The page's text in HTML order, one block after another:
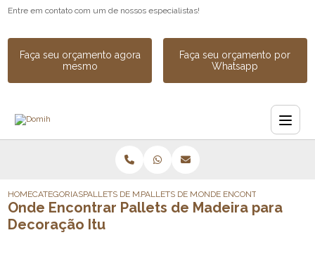
Entre em contato com um de nossos especialistas!
Faça seu orçamento agora
mesmo
Faça seu orçamento por
Whatsapp
HOMECATEGORIASPALLETS DE MADEIRAPALLETS DE MADEIRA DESCARTAVEL
ONDE ENCONTRAR PALLETS
Onde Encontrar Pallets de Madeira para
Decoração Itu